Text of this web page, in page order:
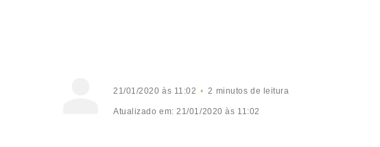
21/01/2020 às 11:02 2 minutos de leitura
Atualizado em: 21/01/2020 às 11:02